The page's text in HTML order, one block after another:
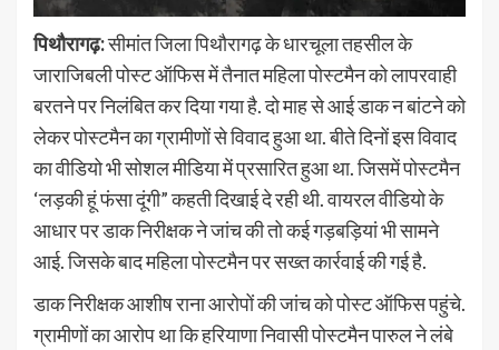
पिथौरागढ़:सीमांत जिला पिथौरागढ़ के धारचूला तहसील के
जाराजिबली पोस्ट ऑफिस में तैनात महिला पोस्टमैन को लापरवाही
बरतने पर निलंबित कर दिया गया है. दो माह से आई डाक न बांटने को
लेकर पोस्टमैन का ग्रामीणों से विवाद हुआ था. बीते दिनों इस विवाद
का वीडियो भी सोशल मीडिया में प्रसारित हुआ था. जिसमें पोस्टमैन
‘लड़की हूं फंसा दूंगी” कहती दिखाई दे रही थी. वायरल वीडियो के
आधार पर डाक निरीक्षक ने जांच की तो कई गड़बड़ियां भी सामने
आई. जिसके बाद महिला पोस्टमैन पर सख्त कार्रवाई की गई है.
डाक निरीक्षक आशीष राना आरोपों की जांच को पोस्ट ऑफिस पहुंचे.
ग्रामीणों का आरोप था कि हरियाणा निवासी पोस्टमैन पारुल ने लंबे